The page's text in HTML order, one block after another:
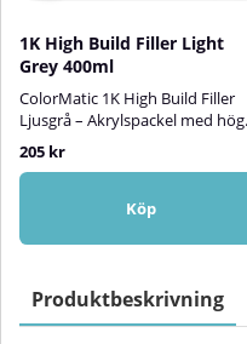
1K High Build Filler Light
Grey 400ml
ColorMatic 1K High Build Filler
Ljusgrå – Akrylspackel med hög
täck- och
fyllningsförmågaColorMatic 1K
High Build Filler i ljusgrå nyans är
ett högkvalitativt, 1-komponents
kombinerar enkel applicering
och vidhäftning. Produkten är
idealisk för att fylla ojämnheter,
205 kr
Köp
Produktbeskrivning